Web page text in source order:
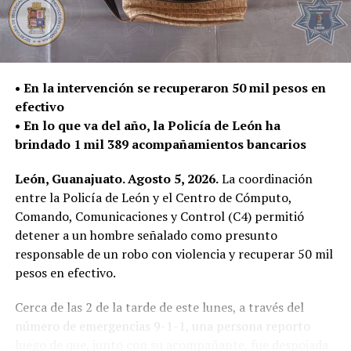
Gracias a la oportuna denuncia ciudadana y a la rápida
respuesta de las corporaciones de seguridad, durante
esta intervención se previnieron accidentes y se evitó
para la ciudadanía.
La Secretaría de Seguridad, Prevención y Protección
Ciudadana reitera que estos operativos continuarán
puntos del municipio, con el firme compromiso de
salvaguardar la vida de las personas y fortalecer la
seguridad en las vialidades.
Asimismo, agradece a la ciudadanía por reportar este
tipo de conductas a través de las redes sociales y los
canales de emergencia 9-1-1, ya que su participación es
todas y todos.
• En la intervención se recuperaron 50 mil pesos en
efectivo
• En lo que va del año, la Policía de León ha
brindado 1 mil 389 acompañamientos bancarios
León, Guanajuato. Agosto 5, 2026.La coordinación
entre la Policía de León y el Centro de Cómputo,
Comando, Comunicaciones y Control (C4) permitió
detener a un hombre señalado como presunto
responsable de un robo con violencia y recuperar 50 mil
pesos en efectivo.
Cerca de las 2 de la tarde de este lunes, a través del
número de emergencias 9-1-1, una persona reporto